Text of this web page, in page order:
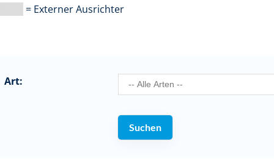
= Externer Ausrichter
Art: